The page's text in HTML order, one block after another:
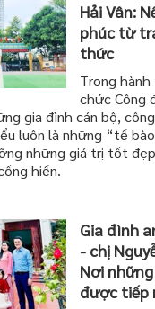
Hải Vân:
phúc từ
thức
Trong
chức Công
gia đình cán bộ,
luôn là những “tế
những giá trị tốt
hiến.
Gia đình
- chị
Nơi
được tiếp